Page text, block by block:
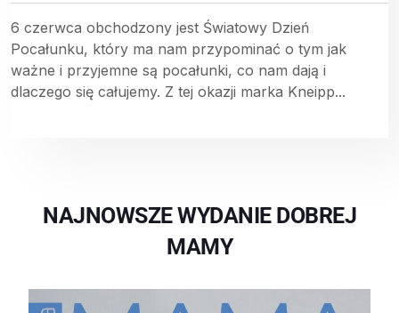
6 czerwca obchodzony jest Światowy Dzień
Pocałunku, który ma nam przypominać o tym jak
ważne i przyjemne są pocałunki, co nam dają i
dlaczego się całujemy. Z tej okazji marka Kneipp...
NAJNOWSZE WYDANIE DOBREJ
MAMY